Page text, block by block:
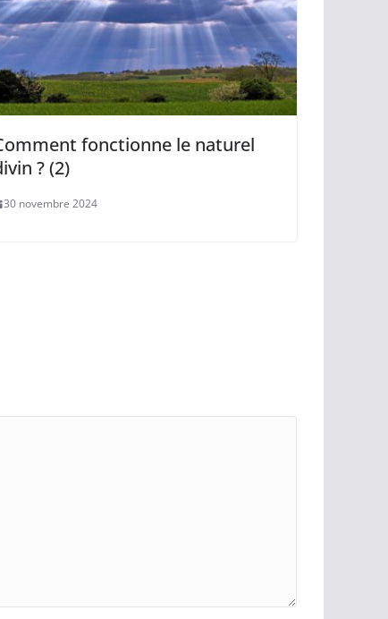
fonctionne le naturel
? (2)
30 novembre 2024